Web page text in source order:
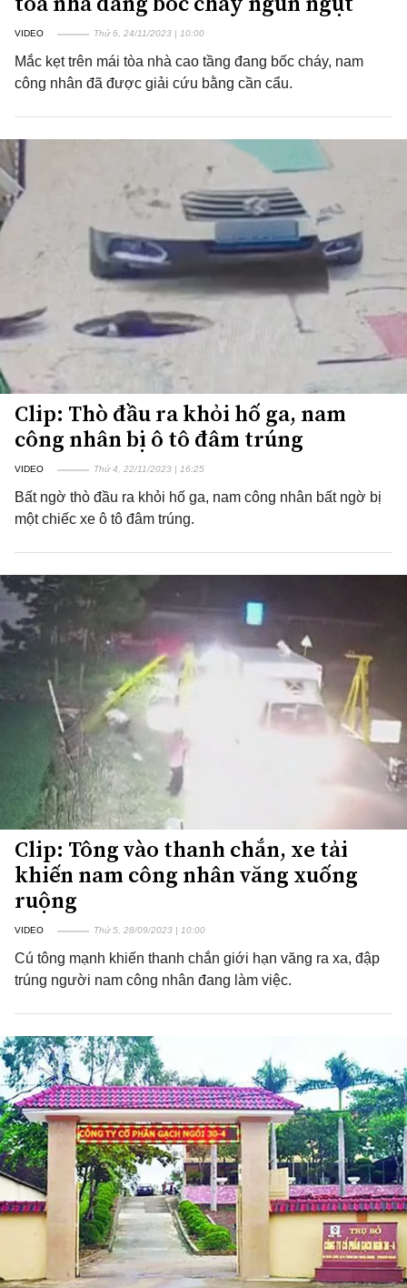
VIDEO Thứ 6, 24/11/2023 | 10:00
Mắc kẹt trên mái tòa nhà cao tầng đang bốc cháy, nam
công nhân đã được giải cứu bằng cần cẩu.
Clip: Thò đầu ra khỏi hố ga, nam
công nhân bị ô tô đâm trúng
VIDEO Thứ 4, 22/11/2023 | 16:25
Bất ngờ thò đầu ra khỏi hố ga, nam công nhân bất ngờ bị
một chiếc xe ô tô đâm trúng.
Clip: Tông vào thanh chắn, xe tải
khiến nam công nhân văng xuống
ruộng
VIDEO Thứ 5, 28/09/2023 | 10:00
Cú tông mạnh khiến thanh chắn giới hạn văng ra xa, đập
trúng người nam công nhân đang làm việc.